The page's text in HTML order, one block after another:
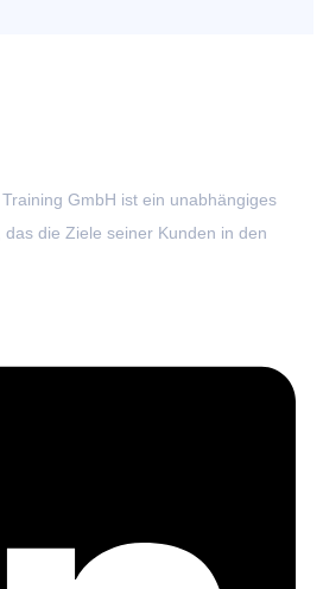
GmbH ist ein unabhängiges
die Ziele seiner Kunden in den